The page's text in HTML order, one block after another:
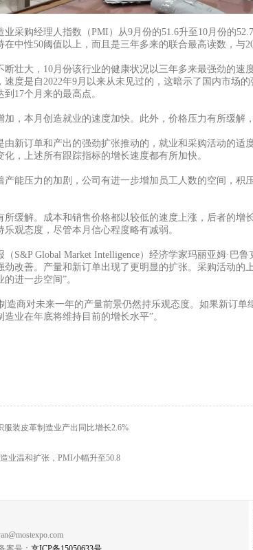
业采购经理人指数（PMI）从9月份的51.6升至10月份的
中性50阈值以上，而且是三年多来的联合最高读数，与
壮大， 10月份该行业的健康状况以三年多来最强劲的速
速度是自2022年9月以来从未见过的，这暗示了国内市场
17个月来的最高点。
加，本月创造就业的速度加快。此外，价格压力有所缓解
由新订单和产出的强劲扩张推动的，就业和采购活动的适
化，上述所有跟踪指标的增长速度都有所加快。
产能压力的加剧，公司有进一步增加员工人数的空间，积
所缓解。成本和销售价格都以较低的速度上涨，后者的
乐观态度，尽管本月信心程度略有减弱。
（ S&P Global Market Intelligence）经济学家玛丽亚姆·巴
劲改善。产量和新订单出现了更明显的扩张。采购活动的
进一步空间”。
造商对未来一年的产量前景仍然持乐观态度。如果新订
业在年底将维持目前的增长水平”。
服装皮革制造业产出同比增长2.6%
业温和扩张，PMI小幅升至50.8